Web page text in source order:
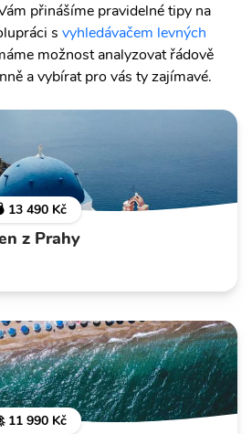
přinášíme pravidelné tipy na
s vyhledávačem levných
možnost analyzovat řádově
a vybírat pro vás ty zajímavé.
13 490 Kč
z Prahy
11 990 Kč